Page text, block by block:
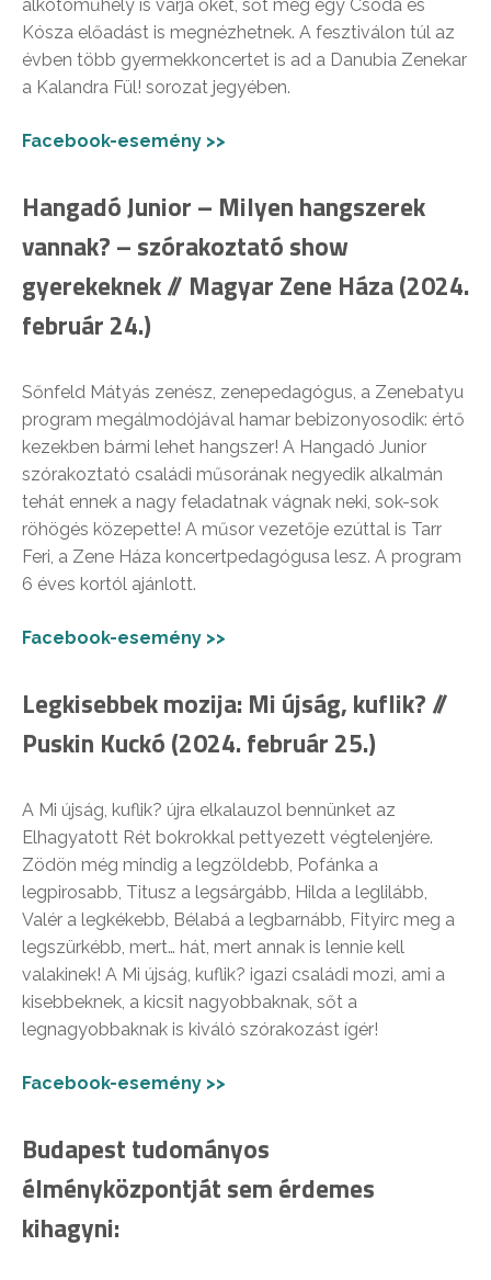
alkotóműhely is várja őket, sőt még egy Csoda és
Kósza előadást is megnézhetnek. A fesztiválon túl az
évben több gyermekkoncertet is ad a Danubia Zenekar
a Kalandra Fül! sorozat jegyében.
Facebook-esemény >>
Hangadó Junior – Milyen hangszerek
vannak? – szórakoztató show
gyerekeknek // Magyar Zene Háza (2024.
február 24.)
Sőnfeld Mátyás zenész, zenepedagógus, a Zenebatyu
program megálmodójával hamar bebizonyosodik: értő
kezekben bármi lehet hangszer! A Hangadó Junior
szórakoztató családi műsorának negyedik alkalmán
tehát ennek a nagy feladatnak vágnak neki, sok-sok
röhögés közepette! A műsor vezetője ezúttal is Tarr
Feri, a Zene Háza koncertpedagógusa lesz. A program
6 éves kortól ajánlott.
Facebook-esemény >>
Legkisebbek mozija: Mi újság, kuflik? //
Puskin Kuckó (2024. február 25.)
A Mi újság, kuflik? újra elkalauzol bennünket az
Elhagyatott Rét bokrokkal pettyezett végtelenjére.
Zödön még mindig a legzöldebb, Pofánka a
legpirosabb, Titusz a legsárgább, Hilda a leglilább,
Valér a legkékebb, Bélabá a legbarnább, Fityirc meg a
legszürkébb, mert… hát, mert annak is lennie kell
valakinek! A Mi újság, kuflik? igazi családi mozi, ami a
kisebbeknek, a kicsit nagyobbaknak, sőt a
legnagyobbaknak is kiváló szórakozást ígér!
Facebook-esemény >>
Budapest tudományos
élményközpontját sem érdemes
kihagyni: